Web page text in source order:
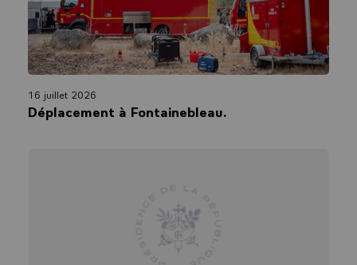
16 juillet 2026
Déplacement à Fontainebleau.